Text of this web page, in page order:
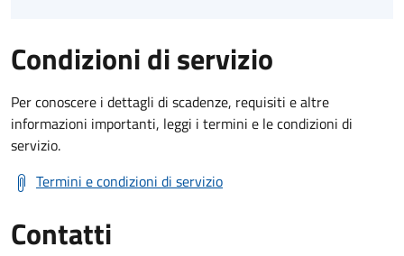
Condizioni di servizio
Per conoscere i dettagli di scadenze, requisiti e altre
informazioni importanti, leggi i termini e le condizioni di
servizio.
Termini e condizioni di servizio
Contatti